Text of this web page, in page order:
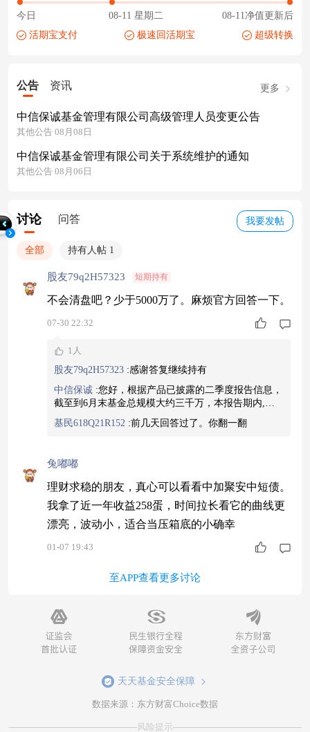
今日 08-11 星期二
08-11净值更新后
活期宝支付
极速回活期宝 超级转换
公告 资讯 更多
中信保诚基金管理有限公司高级管理人员变更公告
其他公告 08月08日
中信保诚基金管理有限公司关于系统维护的通知
其他公告 08月06日
我要发帖
讨论 问答
全部 持有人帖 1
股友79q2H57323 短期持有
不会清盘吧？少于5000万了。麻烦官方回答一下。
07-30 22:32
1人
股友79q2H57323 :感谢答复继续持有
中信保诚 :您好，根据产品已披露的二季度报告信息，
截至到6月末基金总规模大约三千万，本报告期内,本
基金未出现连续20个工作日基金资产净值低于五千万
元或者基金份额持有人数量不满二百人的情形。 您可
基民618Q21R152 :前几天回答过了。你翻一翻
兔嘟嘟
理财求稳的朋友，真心可以看看中加聚安中短债。
我拿了近一年收益258蛋，时间拉长看它的曲线更
漂亮，波动小，适合当压箱底的小确幸
01-07 19:43
至APP查看更多讨论
天天基金安全保障
数据来源：东方财富Choice数据
风险提示